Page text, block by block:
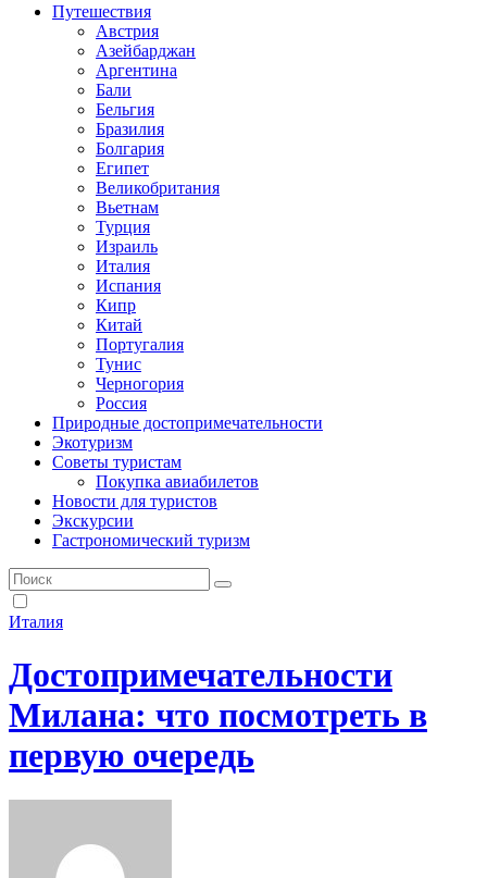
Путешествия
Австрия
Азейбарджан
Аргентина
Бали
Бельгия
Бразилия
Болгария
Египет
Великобритания
Вьетнам
Турция
Израиль
Италия
Испания
Кипр
Китай
Португалия
Тунис
Черногория
Россия
Природные достопримечательности
Экотуризм
Советы туристам
Покупка авиабилетов
Новости для туристов
Экскурсии
Гастрономический туризм
Италия
Достопримечательности
Милана: что посмотреть в
первую очередь